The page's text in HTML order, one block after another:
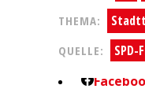
THEMA:
QUELLE: